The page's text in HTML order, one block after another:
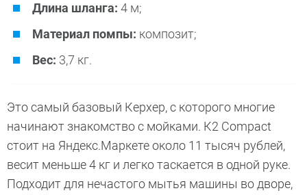
Длина шланга: 4 м;
Материал помпы: композит;
Вес: 3,7 кг.
Это самый базовый Керхер, с которого многие
начинают знакомство с мойками. К2 Compact
стоит на Яндекс.Маркете около 11 тысяч рублей,
весит меньше 4 кг и легко таскается в одной руке.
Подходит для нечастого мытья машины во дворе,